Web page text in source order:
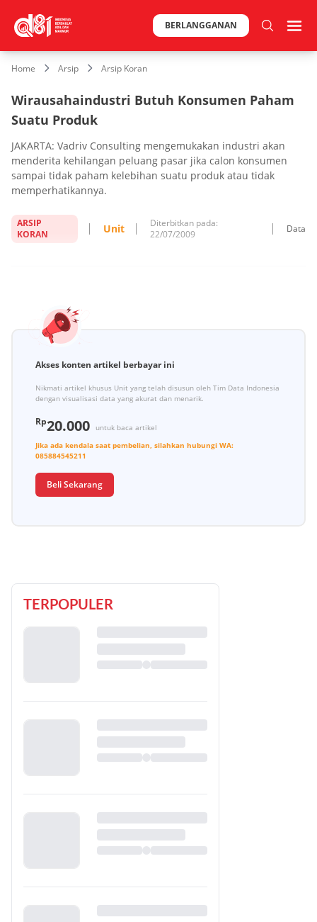
BERLANGGANAN
Home Arsip Arsip Koran
Wirausahaindustri Butuh Konsumen Paham
Suatu Produk
JAKARTA: Vadriv Consulting mengemukakan industri akan
menderita kehilangan peluang pasar jika calon konsumen
sampai tidak paham kelebihan suatu produk atau tidak
memperhatikannya.
ARSIP
KORAN
Unit
Diterbitkan pada:
22/07/2009
Data
Akses konten artikel berbayar ini
Nikmati artikel khusus Unit yang telah disusun oleh Tim Data Indonesia
dengan visualisasi data yang akurat dan menarik.
Rp20.000
untuk baca artikel
Jika ada kendala saat pembelian, silahkan hubungi WA:
085884545211
Beli Sekarang
TERPOPULER